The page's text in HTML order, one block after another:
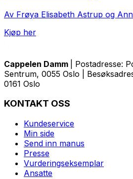
Av Frøya Elisabeth Astrup og
Kjøp her
Cappelen Damm
| Postadresse:
Sentrum, 0055 Oslo |
0161 Oslo
KONTAKT OSS
Kundeservice
Min side
Send inn manus
Presse
Vurderingseksemplar
Ansatte